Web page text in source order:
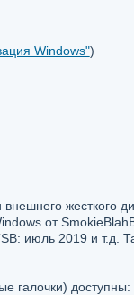
Windows")
жесткого
от
июль 2019 и т.д.
галочки) доступны: